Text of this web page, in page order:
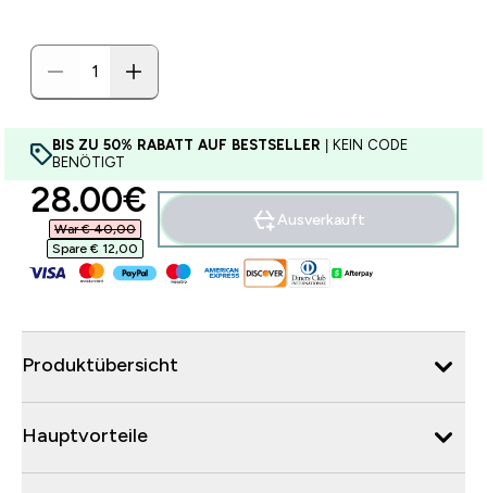
BIS ZU 50% RABATT AUF BESTSELLER | KEIN CODE
BENÖTIGT
discounted price
28.00€‎
War € 40,00‎
Spare € 12,00‎
Ausverkauft
Produktübersicht
Hauptvorteile